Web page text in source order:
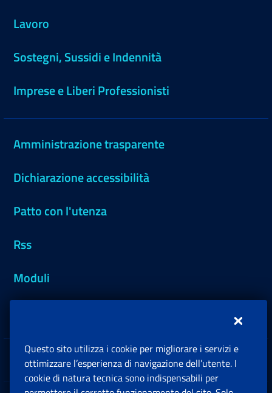
Lavoro
Sostegni, Sussidi e Indennità
Imprese e Liberi Professionisti
Amministrazione trasparente
Dichiarazione accessibilità
Patto con l'utenza
Rss
Moduli
Sedi e Contatti
Questo sito utilizza i cookie per migliorare i servizi e
ottimizzare l’esperienza di navigazione dell’utente. I
cookie di natura tecnica sono indispensabili per